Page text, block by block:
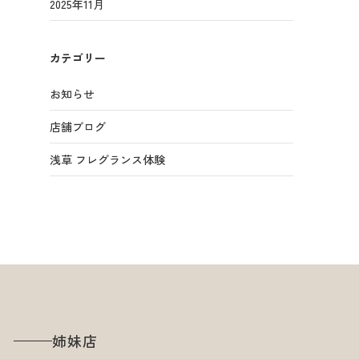
2025年11月
カテゴリー
お知らせ
店舗ブログ
浅草 フレグランス体験
姉妹店